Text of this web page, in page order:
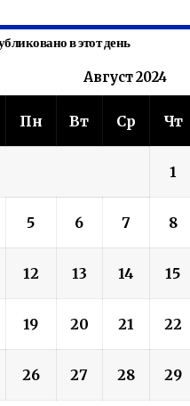
в этот день
Август 2024
Пн Вт Ср Чт
1
5 6 7 8
12 13 14 15
19 20 21 22
26 27 28 29